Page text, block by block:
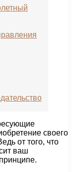
своего
от того, что
ваш